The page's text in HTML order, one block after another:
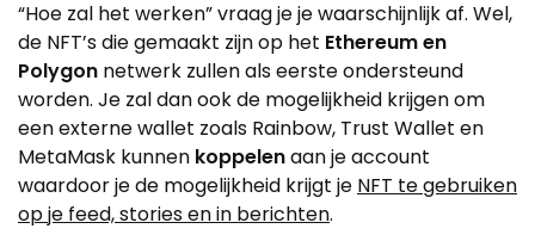
“Hoe zal het werken” vraag je je waarschijnlijk af. Wel,
de NFT’s die gemaakt zijn op het Ethereum en
Polygon netwerk zullen als eerste ondersteund
worden. Je zal dan ook de mogelijkheid krijgen om
een externe wallet zoals Rainbow, Trust Wallet en
MetaMask kunnen koppelenaan je account
waardoor je de mogelijkheid krijgt je NFT te gebruiken
op je feed, stories en in berichten.